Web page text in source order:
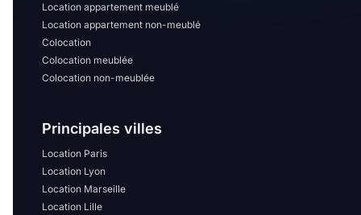
Location appartement meublé
Location appartement non-meublé
Colocation
Colocation meublée
Colocation non-meublée
Principales villes
Location Paris
Location Lyon
Location Marseille
Location Lille